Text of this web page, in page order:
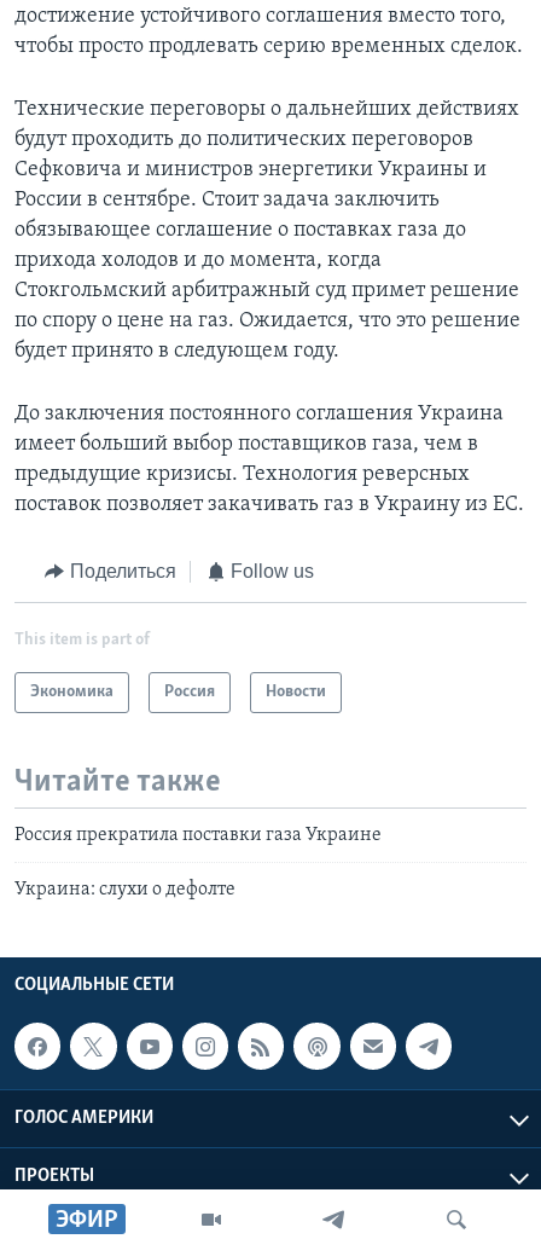
ЭФИР
достижение устойчивого соглашения вместо того,
чтобы просто продлевать серию временных сделок.
Технические переговоры о дальнейших действиях
будут проходить до политических переговоров
Сефковича и министров энергетики Украины и
России в сентябре. Стоит задача заключить
обязывающее соглашение о поставках газа до
прихода холодов и до момента, когда
Стокгольмский арбитражный суд примет решение
по спору о цене на газ. Ожидается, что это решение
будет принято в следующем году.
До заключения постоянного соглашения Украина
имеет больший выбор поставщиков газа, чем в
предыдущие кризисы. Технология реверсных
поставок позволяет закачивать газ в Украину из ЕС.
Поделиться Follow us
This item is part of
Экономика Россия Новости
Читайте также
Россия прекратила поставки газа Украине
Украина: слухи о дефолте
СОЦИАЛЬНЫЕ СЕТИ
ГОЛОС АМЕРИКИ
ПРОЕКТЫ